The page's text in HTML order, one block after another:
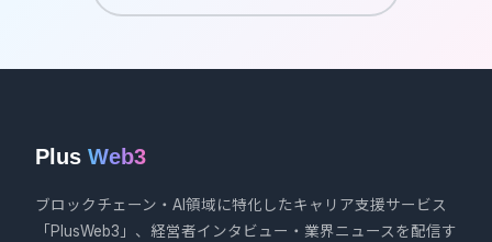
Plus Web3
ブロックチェーン・AI領域に特化したキャリア支援サービス
「PlusWeb3」、経営者インタビュー・業界ニュースを配信す